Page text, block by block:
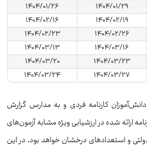
۱۴۰۴/۰۱/۲۹
۱۴۰۴/۰۱/۲۶
۱۴۰۴/۰۲/۱۹
۱۴۰۴/۰۲/۱۶
۱۴۰۴/۰۲/۲۶
۱۴۰۴/۰۲/۲۳
۱۴۰۴/۰۳/۱۶
۱۴۰۴/۰۳/۱۳
۱۴۰۴/۰۳/۲۳
۱۴۰۴/۰۳/۲۰
۱۴۰۴/۰۳/۲۷ ۱۴۰۴/۰۳/۲۴
کارنامه فردی و به مدارس گزارش
ارائه شده در ارزشیابی ویژه مشابه آزمون‌های
و استعدادهای درخشان خواهد بود. در این